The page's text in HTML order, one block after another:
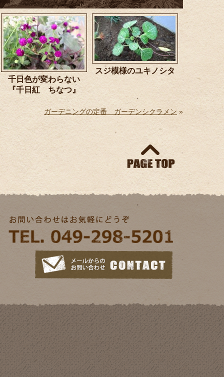
千日色が変わらない
『千日紅 ちなつ』
スジ模様のユキノシタ
ガーデニングの定番 ガーデンシクラメン »